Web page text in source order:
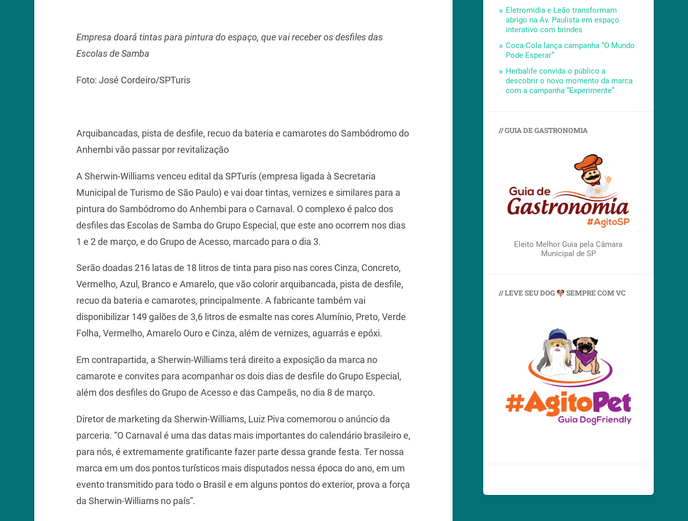
Empresa doará tintas para pintura do espaço, que vai receber os desfiles das
Escolas de Samba
Foto: José Cordeiro/SPTuris
Arquibancadas, pista de desfile, recuo da bateria e camarotes do Sambódromo do
Anhembi vão passar por revitalização
A Sherwin-Williams venceu edital da SPTuris (empresa ligada à Secretaria
Municipal de Turismo de São Paulo) e vai doar tintas, vernizes e similares para a
pintura do Sambódromo do Anhembi para o Carnaval. O complexo é palco dos
desfiles das Escolas de Samba do Grupo Especial, que este ano ocorrem nos dias
1 e 2 de março, e do Grupo de Acesso, marcado para o dia 3.
Serão doadas 216 latas de 18 litros de tinta para piso nas cores Cinza, Concreto,
Vermelho, Azul, Branco e Amarelo, que vão colorir arquibancada, pista de desfile,
recuo da bateria e camarotes, principalmente. A fabricante também vai
disponibilizar 149 galões de 3,6 litros de esmalte nas cores Alumínio, Preto, Verde
Folha, Vermelho, Amarelo Ouro e Cinza, além de vernizes, aguarrás e epóxi.
Em contrapartida, a Sherwin-Williams terá direito a exposição da marca no
camarote e convites para acompanhar os dois dias de desfile do Grupo Especial,
além dos desfiles do Grupo de Acesso e das Campeãs, no dia 8 de março.
Diretor de marketing da Sherwin-Williams, Luiz Piva comemorou o anúncio da
parceria. “O Carnaval é uma das datas mais importantes do calendário brasileiro e,
para nós, é extremamente gratificante fazer parte dessa grande festa. Ter nossa
marca em um dos pontos turísticos mais disputados nessa época do ano, em um
evento transmitido para todo o Brasil e em alguns pontos do exterior, prova a força
da Sherwin-Williams no país”.
Eletromidia e Leão transformam
abrigo na Av. Paulista em espaço
interativo com brindes
Coca-Cola lança campanha “O Mundo
Pode Esperar”
Herbalife convida o público a
descobrir o novo momento da marca
com a campanha “Experimente”
// GUIA DE GASTRONOMIA
Eleito Melhor Guia pela Câmara
Municipal de SP
// LEVE SEU DOG SEMPRE COM VC